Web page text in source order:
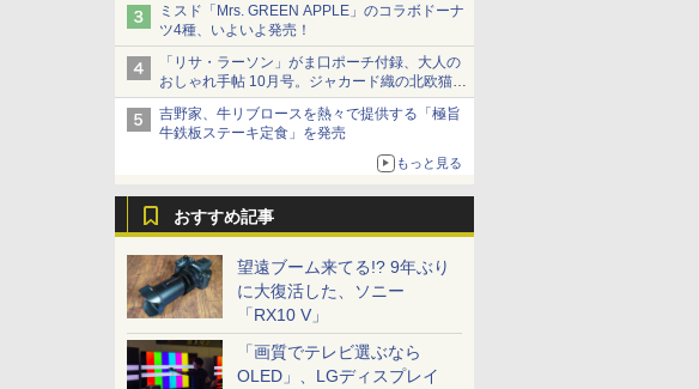
ミスド「Mrs. GREEN APPLE」のコラボドーナ
ツ4種、いよいよ発売！
「リサ・ラーソン」がま口ポーチ付録、大人の
おしゃれ手帖 10月号。ジャカード織の北欧猫デ
ザイン
吉野家、牛リブロースを熱々で提供する「極旨
牛鉄板ステーキ定食」を発売
もっと見る
おすすめ記事
望遠ブーム来てる!? 9年ぶり
に大復活した、ソニー
「RX10 V」
「画質でテレビ選ぶなら
OLED」、LGディスプレイ